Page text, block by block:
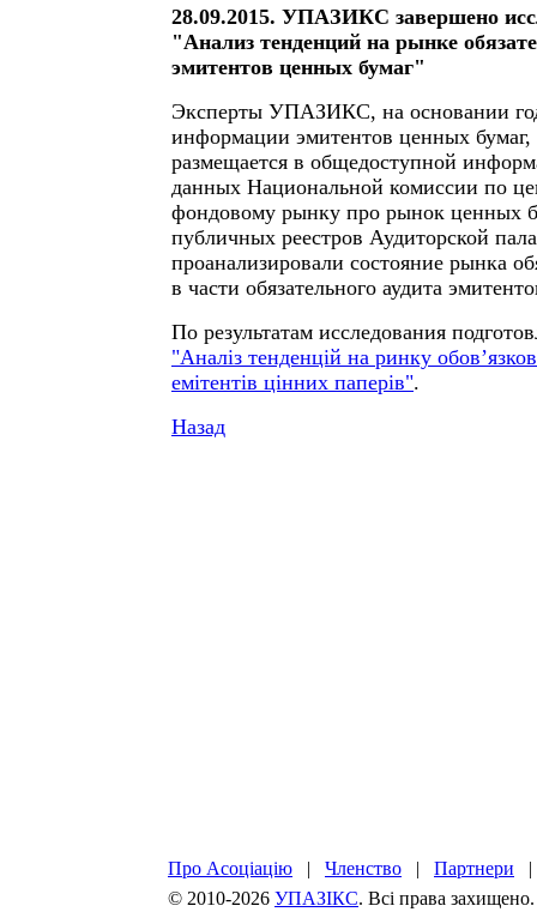
28.09.2015. УПАЗИКС завершено
"Анализ тенденций на рынке
эмитентов ценных бумаг"
Эксперты УПАЗИКС, на основании
информации эмитентов ценных бумаг,
размещается в общедоступной
данных Национальной комиссии по
фондовому рынку про рынок ценных
публичных реестров Аудиторской
проанализировали состояние рынка
в части обязательного аудита
По результатам исследования
"Аналіз тенденцій на ринку
емітентів цінних паперів".
Назад
Про Асоціацію | Членство | Партнери
© 2010-2026 УПАЗІКС. Всі права